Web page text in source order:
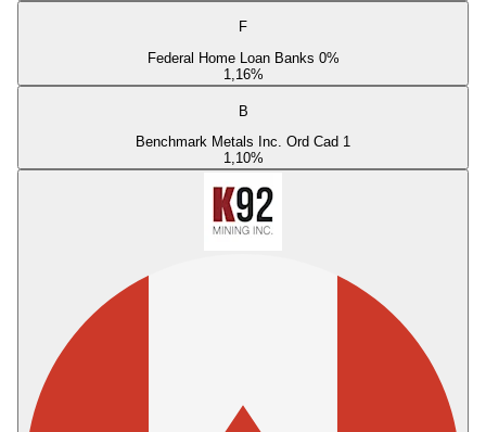
F
Federal Home Loan Banks 0%
1,16%
B
Benchmark Metals Inc. Ord Cad 1
1,10%